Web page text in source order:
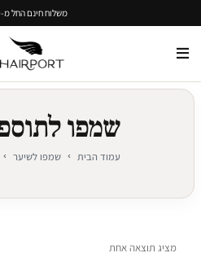
משלוח חינם החל מ-299 ש"ח
שמפו
עמוד הבית שמפו לשיער
מציג תוצאה אחת